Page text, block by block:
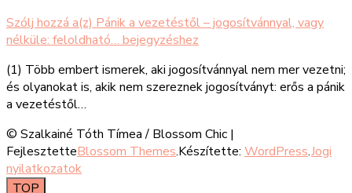
Szólj hozzá a(z) Pánik a vezetéstől – jogosítvánnyal, vagy
nélküle: feloldható… bejegyzéshez
(1) Több embert ismerek, aki jogosítvánnyal nem mer vezetni;
és olyanokat is, akik nem szereznek jogosítványt: erős a pánik
a vezetéstől…
© Szalkainé Tóth Tímea / Blossom Chic |
FejlesztetteBlossom Themes.Készítette: WordPress.Jogi
nyilatkozatok
TOP